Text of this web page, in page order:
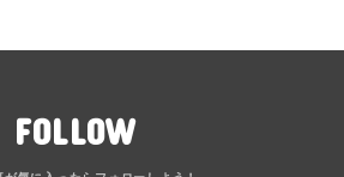
FOLLOW